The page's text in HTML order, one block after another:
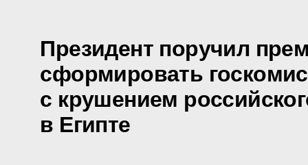
Президент поручил
сформировать
с крушением
в Египте